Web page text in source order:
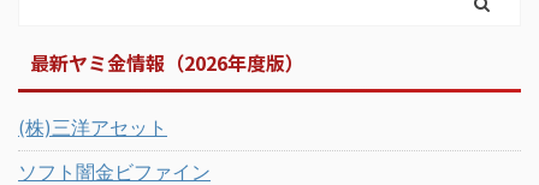
最新ヤミ金情報（2026年度版）
(株)三洋アセット
ソフト闇金ビファイン